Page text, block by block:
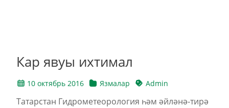
Кар явуы ихтимал
10 октябрь 2016 Язмалар Admin
Татарстан Гидрометеорология һәм әйләнә-тирә